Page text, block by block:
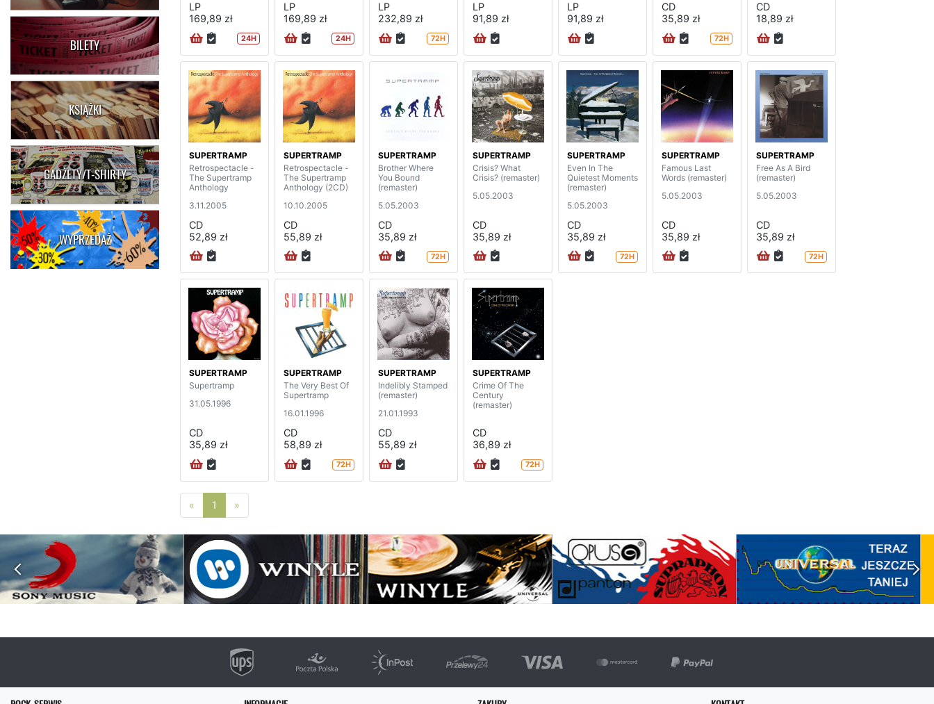
BILETY
KSIĄŻKI
GADŻETY/T-SHIRTY
WYPRZEDAŻ
LP
169,89 zł
24H
LP
169,89 zł
24H
LP
232,89 zł
72H
LP
91,89 zł
LP
91,89 zł
CD
35,89 zł
72H
CD
18,89 zł
SUPERTRAMP
Retrospectacle -
The Supertramp
Anthology
3.11.2005
CD
52,89 zł
SUPERTRAMP
Retrospectacle -
The Supertramp
Anthology (2CD)
10.10.2005
CD
55,89 zł
SUPERTRAMP
Brother Where
You Bound
(remaster)
5.05.2003
CD
35,89 zł
72H
SUPERTRAMP
Crisis? What
Crisis? (remaster)
5.05.2003
CD
35,89 zł
SUPERTRAMP
Even In The
Quietest Moments
(remaster)
5.05.2003
CD
35,89 zł
72H
SUPERTRAMP
Famous Last
Words (remaster)
5.05.2003
CD
35,89 zł
SUPERTRAMP
Free As A Bird
(remaster)
5.05.2003
CD
35,89 zł
72H
SUPERTRAMP
Supertramp
31.05.1996
CD
35,89 zł
SUPERTRAMP
The Very Best Of
Supertramp
16.01.1996
CD
58,89 zł
72H
SUPERTRAMP
Indelibly Stamped
(remaster)
21.01.1993
CD
55,89 zł
SUPERTRAMP
Crime Of The
Century
(remaster)
CD
36,89 zł
72H
« Poprzednia strona
1 »